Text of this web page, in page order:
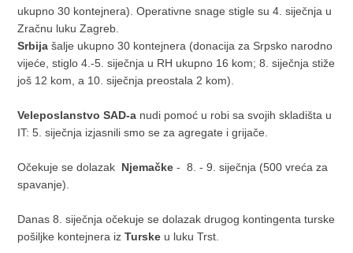
ukupno 30 kontejnera). Operativne snage stigle su 4. siječnja u
Zračnu luku Zagreb.
Srbija šalje ukupno 30 kontejnera (donacija za Srpsko narodno
vijeće, stiglo 4.-5. siječnja u RH ukupno 16 kom; 8. siječnja stiže
još 12 kom, a 10. siječnja preostala 2 kom).
Veleposlanstvo SAD-a nudi pomoć u robi sa svojih skladišta u
IT: 5. siječnja izjasnili smo se za agregate i grijače.
Očekuje se dolazak Njemačke - 8. - 9. siječnja (500 vreća za
spavanje).
Danas 8. siječnja očekuje se dolazak drugog kontingenta turske
pošiljke kontejnera izTurske u luku Trst.